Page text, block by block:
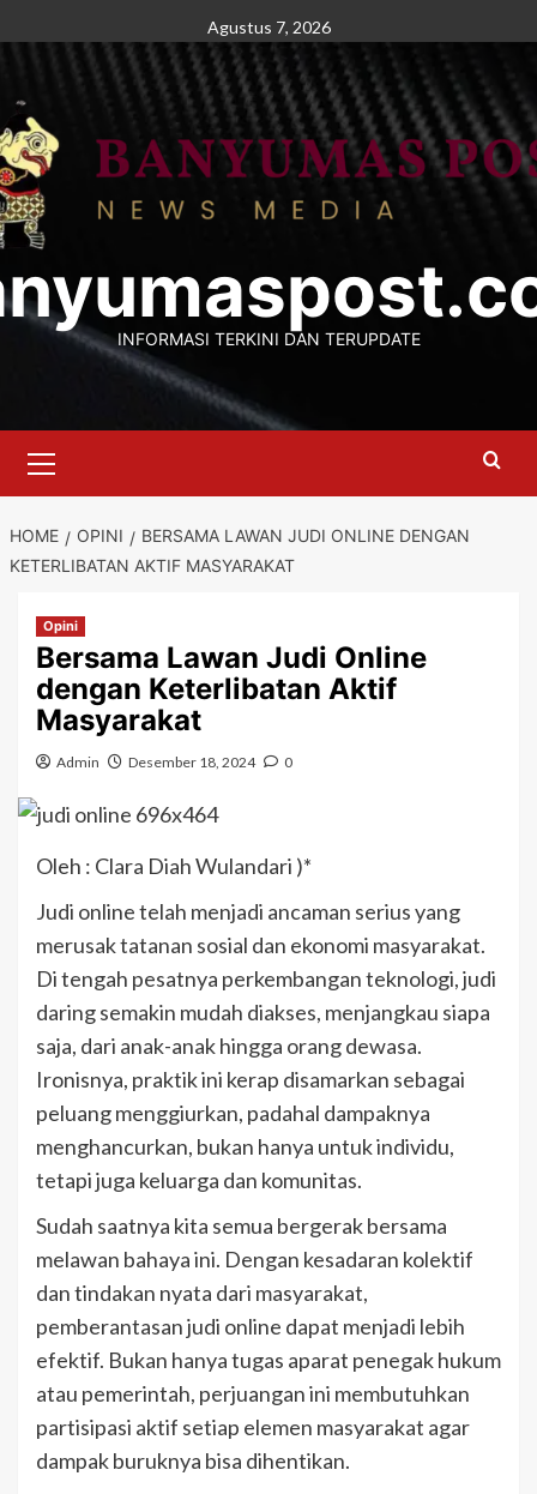
to
Agustus 7, 2026
INFORMASI TERKINI DAN TERUPDATE
Menu
HOME OPINI
BERSAMA LAWAN JUDI ONLINE DENGAN
KETERLIBATAN AKTIF MASYARAKAT
Opini
Bersama Lawan Judi Online
dengan Keterlibatan Aktif
Masyarakat
Admin Desember 18, 2024 0
Oleh : Clara Diah Wulandari )*
Judi online telah menjadi ancaman serius yang
merusak tatanan sosial dan ekonomi masyarakat.
Di tengah pesatnya perkembangan teknologi, judi
daring semakin mudah diakses, menjangkau siapa
saja, dari anak-anak hingga orang dewasa.
Ironisnya, praktik ini kerap disamarkan sebagai
peluang menggiurkan, padahal dampaknya
menghancurkan, bukan hanya untuk individu,
tetapi juga keluarga dan komunitas.
Sudah saatnya kita semua bergerak bersama
melawan bahaya ini. Dengan kesadaran kolektif
dan tindakan nyata dari masyarakat,
pemberantasan judi online dapat menjadi lebih
efektif. Bukan hanya tugas aparat penegak hukum
atau pemerintah, perjuangan ini membutuhkan
partisipasi aktif setiap elemen masyarakat agar
dampak buruknya bisa dihentikan.